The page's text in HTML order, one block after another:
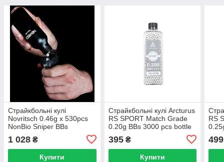
Страйкбольні кулі
Novritsch 0.46g x 530pcs
NonBio Sniper BBs
1 028 ₴
Купити
Страйкбольні кулі Arcturus
RS SPORT Match Grade
0.20g BBs 3000 pcs bottle
395₴
Купити
RS
499